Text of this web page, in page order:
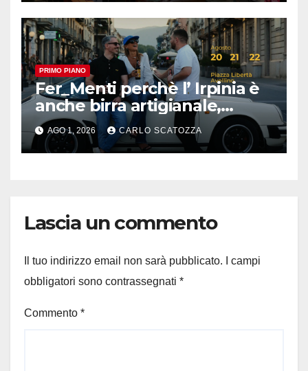
PRIMO PIANO
Fer_Menti perchè l’ Irpinia è
anche birra artigianale,
appuntamento ad Avellino
AGO 1, 2026 CARLO SCATOZZA
Lascia un commento
Il tuo indirizzo email non sarà pubblicato.
I campi
obbligatori sono contrassegnati *
Commento *